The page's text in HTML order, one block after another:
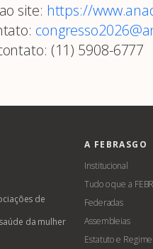
site: https://
(11) 5908-6777
de
da mulher
A FEBRASGO
Institucional
Tudo o que a
Federadas
Assembleias
Estatuto e